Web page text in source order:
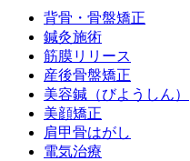
背骨・骨盤矯正
鍼灸施術
筋膜リリース
産後骨盤矯正
美容鍼（びようしん）
美顔矯正
肩甲骨はがし
電気治療